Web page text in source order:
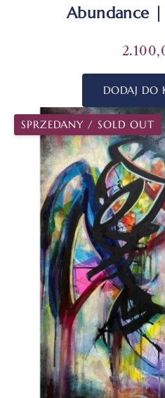
Abundance
DODAJ DO